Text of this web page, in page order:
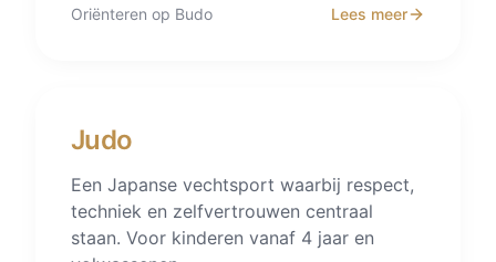
Oriënteren op Budo Lees meer
Judo
Een Japanse vechtsport waarbij respect,
techniek en zelfvertrouwen centraal
staan. Voor kinderen vanaf 4 jaar en